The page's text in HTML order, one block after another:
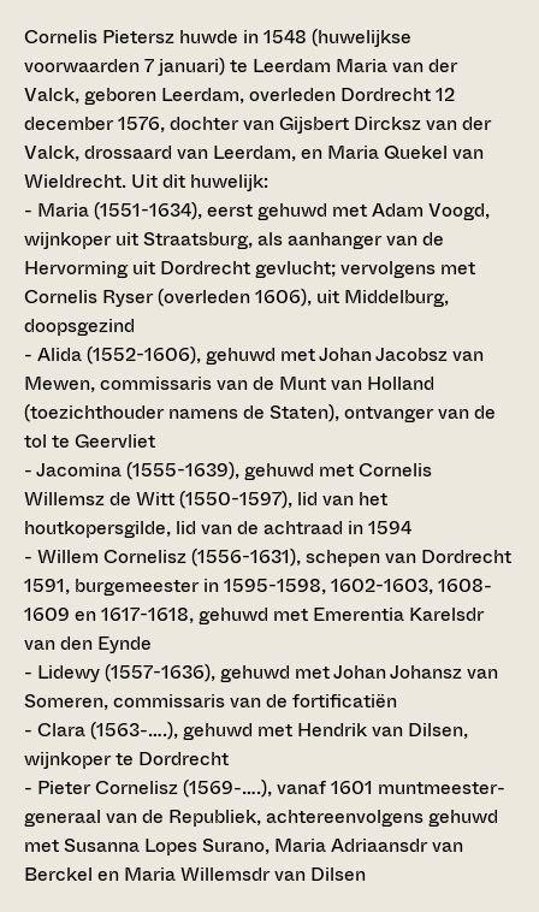
Cornelis Pietersz huwde in 1548 (huwelijkse
voorwaarden 7 januari) te Leerdam Maria van der
Valck, geboren Leerdam, overleden Dordrecht 12
december 1576, dochter van Gijsbert Dircksz van der
Valck, drossaard van Leerdam, en Maria Quekel van
Wieldrecht. Uit dit huwelijk:
- Maria (1551-1634), eerst gehuwd met Adam Voogd,
wijnkoper uit Straatsburg, als aanhanger van de
Hervorming uit Dordrecht gevlucht; vervolgens met
Cornelis Ryser (overleden 1606), uit Middelburg,
doopsgezind
- Alida (1552-1606), gehuwd met Johan Jacobsz van
Mewen, commissaris van de Munt van Holland
(toezichthouder namens de Staten), ontvanger van de
tol te Geervliet
- Jacomina (1555-1639), gehuwd met Cornelis
Willemsz de Witt (1550-1597), lid van het
houtkopersgilde, lid van de achtraad in 1594
- Willem Cornelisz (1556-1631), schepen van Dordrecht
1591, burgemeester in 1595-1598, 1602-1603, 1608-
1609 en 1617-1618, gehuwd met Emerentia Karelsdr
van den Eynde
- Lidewy (1557-1636), gehuwd met Johan Johansz van
Someren, commissaris van de fortificatiën
- Clara (1563-….), gehuwd met Hendrik van Dilsen,
wijnkoper te Dordrecht
- Pieter Cornelisz (1569-….), vanaf 1601 muntmeester-
generaal van de Republiek, achtereenvolgens gehuwd
met Susanna Lopes Surano, Maria Adriaansdr van
Berckel en Maria Willemsdr van Dilsen